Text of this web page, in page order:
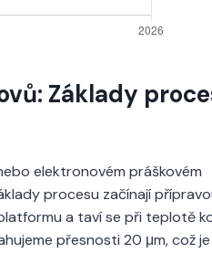
Základy
elektronovém práškovém
procesu začínají
a taví se při teplotě
přesnosti 20 μm, což